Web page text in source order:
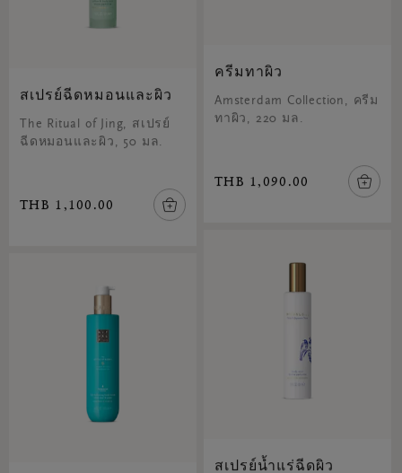
สเปรย์ฉีดหมอนและผิว
The Ritual of Jing, สเปรย์
ฉีดหมอนและผิว, 50 มล.
THB 1,100.00
ครีมทาผิว
Amsterdam Collection, ครีม
ทาผิว, 220 มล.
THB 1,090.00
สเปรย์น้ำแร่ฉีดผิว